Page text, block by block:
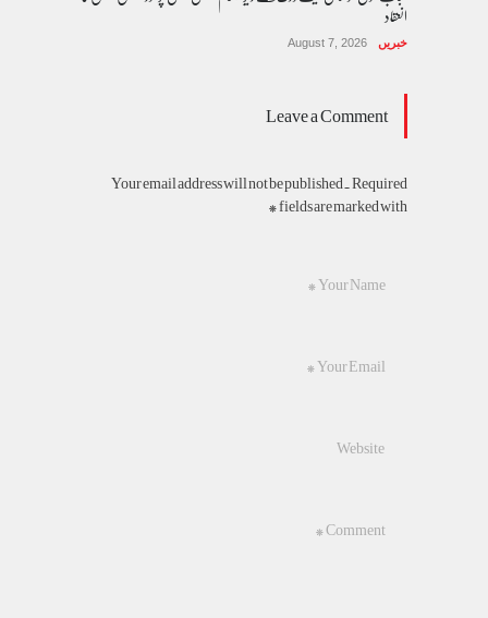
انعقاد
خبریں August 7, 2026
Leave a Comment
Your email address will not be published. Required
fields are marked with *